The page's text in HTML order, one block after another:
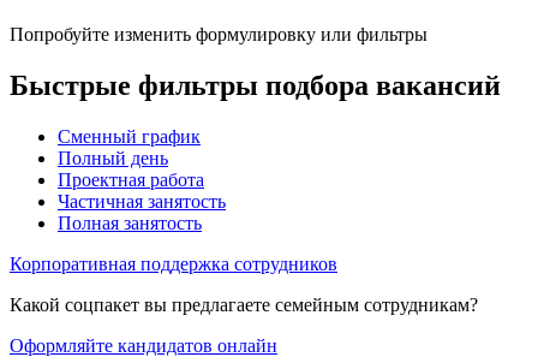
Попробуйте изменить формулировку или фильтры
Быстрые фильтры подбора вакансий
Сменный график
Полный день
Проектная работа
Частичная занятость
Полная занятость
Корпоративная поддержка сотрудников
Какой соцпакет вы предлагаете семейным сотрудникам?
Оформляйте кандидатов онлайн